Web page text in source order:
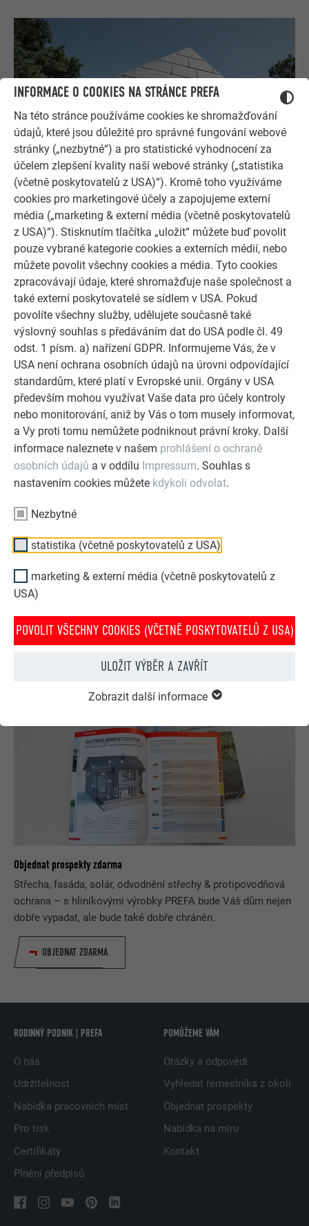
INFORMACE O COOKIES NA STRÁNCE PREFA
Na této stránce používáme cookies ke shromažďování
údajů, které jsou důležité pro správné fungování webové
stránky („nezbytné“) a pro statistické vyhodnocení za
účelem zlepšení kvality naší webové stránky („statistika
(včetně poskytovatelů z USA)“). Kromě toho využíváme
cookies pro marketingové účely a zapojujeme externí
média („marketing & externí média (včetně poskytovatelů
z USA)“). Stisknutím tlačítka „uložit“ můžete buď povolit
pouze vybrané kategorie cookies a externích médií, nebo
můžete povolit všechny cookies a média. Tyto cookies
zpracovávají údaje, které shromažďuje naše společnost a
také externí poskytovatelé se sídlem v USA. Pokud
povolíte všechny služby, udělujete současně také
výslovný souhlas s předáváním dat do USA podle čl. 49
odst. 1 písm. a) nařízení GDPR. Informujeme Vás, že v
USA není ochrana osobních údajů na úrovni odpovídající
standardům, které platí v Evropské unii. Orgány v USA
především mohou využívat Vaše data pro účely kontroly
nebo monitorování, aniž by Vás o tom musely informovat,
a Vy proti tomu nemůžete podniknout právní kroky. Další
informace naleznete v našem prohlášení o ochraně
osobních údajů a v oddílu Impressum. Souhlas s
nastavením cookies můžete kdykoli odvolat.
Nezbytné
statistika (včetně poskytovatelů z USA)
marketing & externí média (včetně poskytovatelů z
USA)
POVOLIT VŠECHNY COOKIES (VČETNĚ POSKYTOVATELŮ Z USA)
ULOŽIT VÝBĚR A ZAVŘÍT
Zobrazit další informace
Referenční galerie PREFA
Prohlédněte si nejrůznější ukázky objektů v referenční galerii
PREFA.
KE GALERII
Ekologicky šetrné, mnohostranné, s dlouhou životností
Hliník je optimální materiál pro investory staveb
OBJEVUJTE VÝHODY
Objednat prospekty zdarma
Střecha, fasáda, solár, odvodnění střechy & protipovodňová
ochrana – s hliníkovými výrobky PREFA bude Váš dům nejen
dobře vypadat, ale bude také dobře chráněn.
OBJEDNAT ZDARMA
RODINNÝ PODNIK | PREFA
O nás
Udržitelnost
Nabídka pracovních míst
Pro tisk
Certifikáty
Plnění předpisů
POMŮŽEME VÁM
Otázky a odpovědi
Vyhledat řemeslníka z okolí
Objednat prospekty
Nabídka na míru
Kontakt